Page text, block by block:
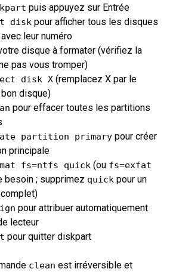
puis appuyez sur Entrée
disk pour afficher tous les disques
leur numéro
disque à formater (vérifiez la
pas vous tromper)
disk X (remplacez X par le
disque)
pour effacer toutes les partitions
partition primary pour créer
principale
fs=ntfs quick (ou fs=exfat
besoin ; supprimez quick pour un
pour attribuer automatiquement
lecteur
pour quitter diskpart
clean est irréversible et